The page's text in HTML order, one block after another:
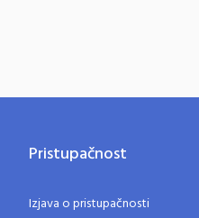
Pristupačnost
Izjava o pristupačnosti